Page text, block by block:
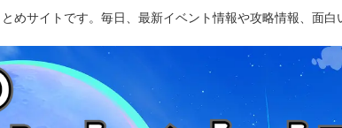
めサイトです。毎日、最新イベント情報や攻略情報、面白